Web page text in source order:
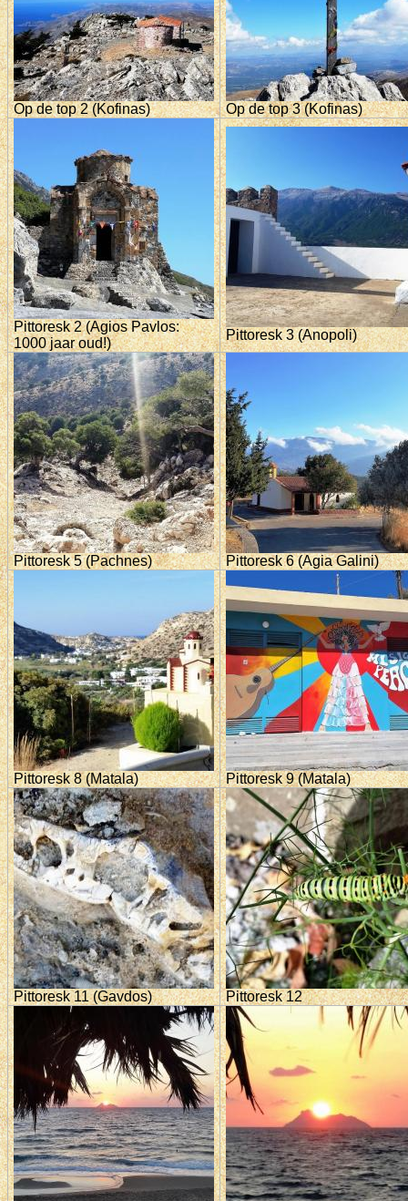
Op de top 2 (Kofinas) Op de top 3 (Kofinas)
Pittoresk 2 (Agios Pavlos:
1000 jaar oud!)
Pittoresk 3 (Anopoli)
Pittoresk 5 (Pachnes) Pittoresk 6 (Agia Galini)
Pittoresk 8 (Matala) Pittoresk 9 (Matala)
Pittoresk 11 (Gavdos) Pittoresk 12